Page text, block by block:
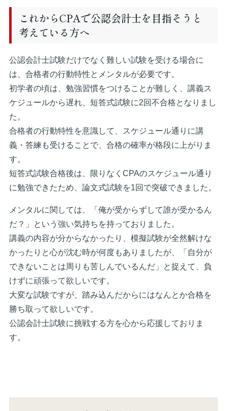
これからCPAで公認会計士を目指そうと
考えている方へ
公認会計士試験だけでなく難しい試験を受ける場合に
は、合格者の行動特性とメンタルが必要です。
初学者の頃は、勉強習慣をつけることが難しく、講義ス
ケジュールから遅れ、短答式試験に2回不合格となりまし
た。
合格者の行動特性を意識して、スケジュール通りに講
義・答練も受けることで、合格の確率が格段に上がりま
す。
短答式試験合格後は、限りなくCPAのスケジュール通り
に勉強できたため、論文式試験を1回で突破できました。
メンタルに関しては、「俺が受からずして誰が受かるん
だ？」という強い気持ちを持っておりました。
講義の内容が分からなかったり、模擬試験が全然解けな
かったりと心が沈む時が何度もありましたが、「自分が
できないことは周りも苦しんでいるんだ」と捉えて、負
けずに頑張って欲しいです。
大変な試験ですが、踏み込んだからにはなんとか合格を
勝ち取って欲しいです。
公認会計士試験に挑戦する方を心から応援しておりま
す。